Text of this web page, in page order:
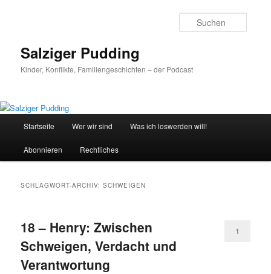
Salziger Pudding
Kinder, Konflikte, Familiengeschichten – der Podcast
Startseite Wer wir sind Was ich loswerden will!
Abonnieren Rechtliches
SCHLAGWORT-ARCHIV:SCHWEIGEN
18 – Henry: Zwischen
Schweigen, Verdacht und
Verantwortung
1